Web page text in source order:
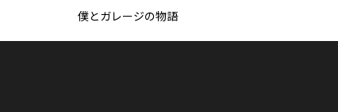
僕とガレージの物語